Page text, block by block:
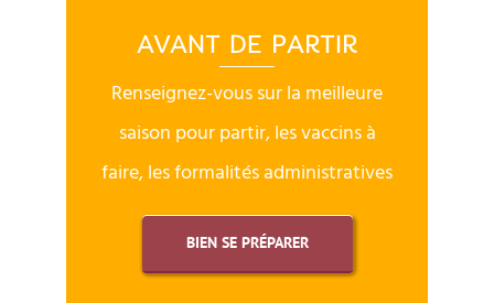
AVANT DE PARTIR
Renseignez-vous sur la meilleure
saison pour partir, les vaccins à
faire, les formalités administratives
BIEN SE PRÉPARER